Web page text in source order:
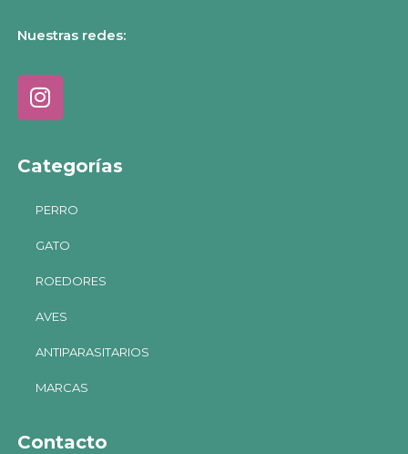
Nuestras redes:
Categorías
PERRO
GATO
ROEDORES
AVES
ANTIPARASITARIOS
MARCAS
Contacto